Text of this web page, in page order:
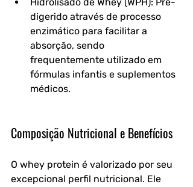
digerido através de processo
enzimático para facilitar a
absorção, sendo
frequentemente utilizado em
fórmulas infantis e suplementos
médicos.
Composição Nutricional e Benefícios
O whey protein é valorizado por seu
excepcional perfil nutricional. Ele